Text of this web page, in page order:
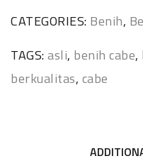
CATEGORIES: Benih,
TAGS:asli, benih cabe,
berkualitas, cabe